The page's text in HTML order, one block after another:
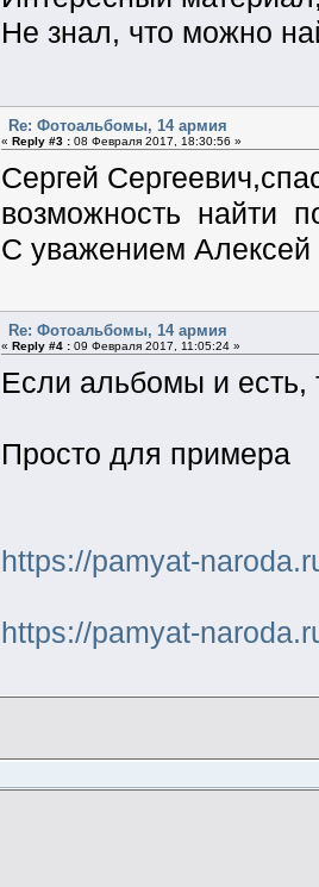
Не знал, что можно
Re: Фотоальбомы, 14 армия
« Reply #3 :08 Февраля 2017, 18:30:56 »
Сергей
возможность найти
С уважением Алексей
Re: Фотоальбомы, 14 армия
« Reply #4 :09 Февраля 2017, 11:05:24 »
Если альбомы и есть,
Просто для примера
https://pamyat-
https://pamyat-